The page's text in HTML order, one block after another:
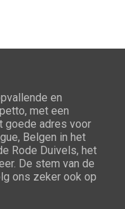
en
met een
goede adres voor
Belgen in het
Rode Duivels, het
De stem van de
ons zeker ook op